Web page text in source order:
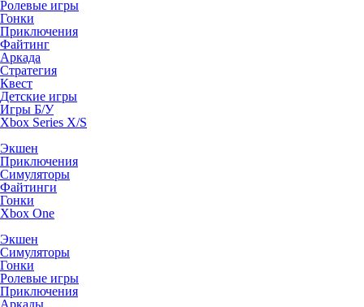
Ролевые игры
Гонки
Приключения
Файтинг
Аркада
Стратегия
Квест
Детские игры
Игры Б/У
Xbox Series X/S
Экшен
Приключения
Симуляторы
Файтинги
Гонки
Xbox One
Экшен
Симуляторы
Гонки
Ролевые игры
Приключения
Аркады